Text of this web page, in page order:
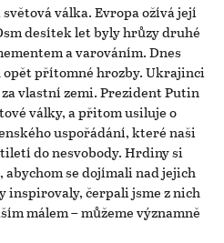
válka. Evropa ožívá její
desítek let byly hrůzy druhé
a varováním. Dnes
přítomné hrozby. Ukrajinci
vlastní zemi. Prezident Putin
války, a přitom usiluje o
uspořádání, které naši
do nesvobody. Hrdiny si
se dojímali nad jejich
inspirovaly, čerpali jsme z nich
málem – můžeme významně